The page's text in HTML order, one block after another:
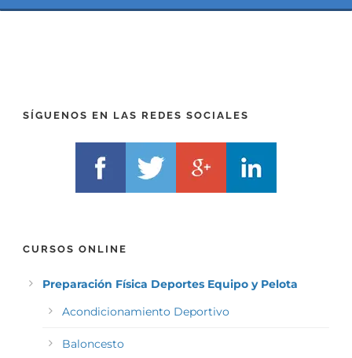
SÍGUENOS EN LAS REDES SOCIALES
CURSOS ONLINE
Preparación Física Deportes Equipo y Pelota
Acondicionamiento Deportivo
Baloncesto